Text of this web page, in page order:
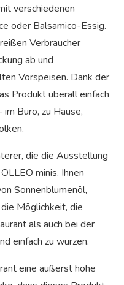
verschiedenen
oder Balsamico-Essig.
Verbraucher
ab und
Vorspeisen. Dank der
Produkt überall einfach
Büro, zu Hause,
die die Ausstellung
minis. Ihnen
Sonnenblumenöl,
Möglichkeit, die
als auch bei der
einfach zu würzen.
eine äußerst hohe